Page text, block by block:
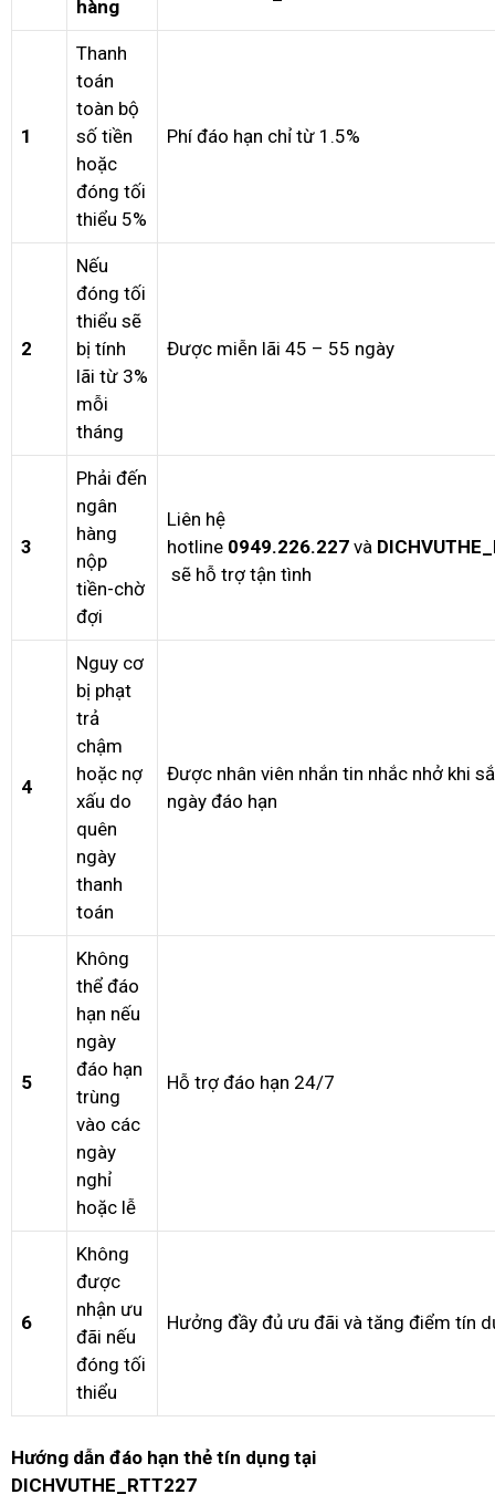
hàng
1
Thanh
toán
toàn bộ
số tiền
hoặc
đóng tối
thiểu 5%
Phí đáo hạn chỉ từ 1.5%
2
Nếu
đóng tối
thiểu sẽ
bị tính
lãi từ 3%
mỗi
tháng
Được miễn lãi 45 – 55 ngày
3
Phải đến
ngân
hàng
nộp
tiền-chờ
đợi
Liên hệ
hotline 0949.226.227 và
sẽ hỗ trợ tận tình
4
Nguy cơ
bị phạt
trả
chậm
hoặc nợ
xấu do
quên
ngày
thanh
toán
Được nhân viên nhắn tin nhắc nhở khi
ngày đáo hạn
5
Không
thể đáo
hạn nếu
ngày
đáo hạn
trùng
vào các
ngày
nghỉ
hoặc lễ
Hỗ trợ đáo hạn 24/7
6
Không
được
nhận ưu
đãi nếu
đóng tối
thiểu
Hưởng đầy đủ ưu đãi và tăng điểm tín
Hướng dẫn đáo hạn thẻ tín dụng tại
DICHVUTHE_RTT227